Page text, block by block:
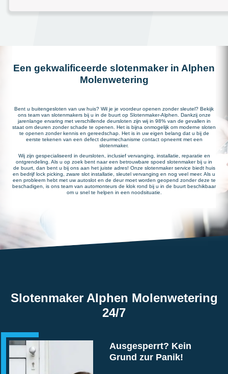
Een gekwalificeerde slotenmaker in Alphen
Molenwetering
Bent u buitengesloten van uw huis? Wil je je voordeur openen zonder sleutel? Bekijk
ons team van slotenmakers bij u in de buurt op Slotenmaker-Alphen. Dankzij onze
jarenlange ervaring met verschillende deursloten zijn wij in 98% van de gevallen in
staat om deuren zonder schade te openen. Het is bijna onmogelijk om moderne sloten
te openen zonder kennis en gereedschap. Het is in uw eigen belang dat u bij de
eerste tekenen van een defect deurmechanisme contact opneemt met een
slotenmaker.
Wij zijn gespecialiseerd in deursloten, inclusief vervanging, installatie, reparatie en
ontgrendeling. Als u op zoek bent naar een betrouwbare spoed slotenmaker bij u in
de buurt, dan bent u bij ons aan het juiste adres! Onze slotenmaker service biedt huis
en bedrijf lock picking, zware slot installatie, sleutel vervanging en nog veel meer. Als u
een probleem hebt met uw autoslot en de deur moet worden geopend zonder deze te
beschadigen, is ons team van automonteurs de klok rond bij u in de buurt beschikbaar
om u snel te helpen in een noodsituatie.
Slotenmaker Alphen Molenwetering
24/7
Ausgesperrt? Kein
Grund zur Panik!